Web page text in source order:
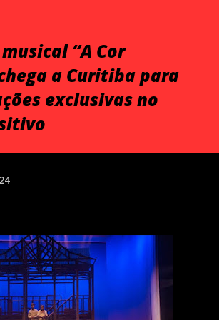
“A Cor
a Curitiba para
exclusivas no